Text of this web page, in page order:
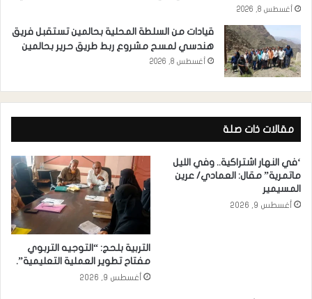
أغسطس 8, 2026
قيادات من السلطة المحلية بحالمين تستقبل فريق
هندسي لمسح مشروع ربط طريق حرير بحالمين
أغسطس 8, 2026
مقالات ذات صلة
‘في النهار اشتراكية.. وفي الليل
ماتمرية” مقال: العمادي/ عرين
المسيمير
أغسطس 9, 2026
التربية بلحج: “التوجيه التربوي
مفتاح تطوير العملية التعليمية”.
أغسطس 9, 2026